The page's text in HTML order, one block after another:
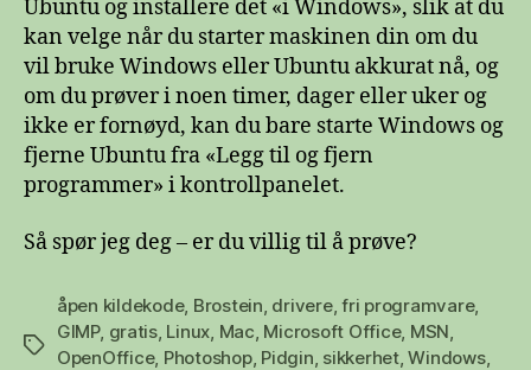
Ubuntu og installere det «i Windows», slik at du
kan velge når du starter maskinen din om du
vil bruke Windows eller Ubuntu akkurat nå, og
om du prøver i noen timer, dager eller uker og
ikke er fornøyd, kan du bare starte Windows og
fjerne Ubuntu fra «Legg til og fjern
programmer» i kontrollpanelet.
Så spør jeg deg – er du villig til å prøve?
Stikkord
åpen kildekode, Brostein drivere,fri programvare,
GIMP, gratis, Linux Mac Microsoft Office, MSN
OpenOffice, Photoshop, Pidgin sikkerhet,Windows,